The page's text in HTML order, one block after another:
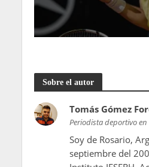
Sobre el autor
Tomás Gómez
Periodista deportivo en
Soy de Rosario,
septiembre del